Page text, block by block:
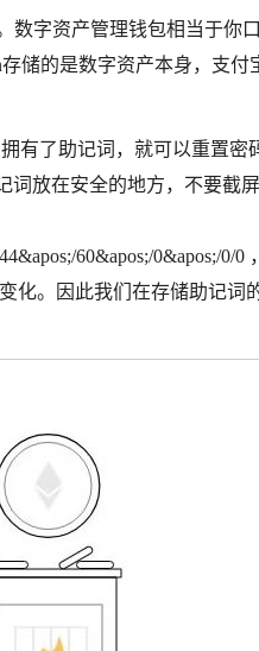
数字资产管理钱包相当于你
储的是数字资产本身，支付
有了助记词，就可以重置密
词放在安全的地方，不要截
60&apos;/0&apos;/0/0
化。因此我们在存储助记词